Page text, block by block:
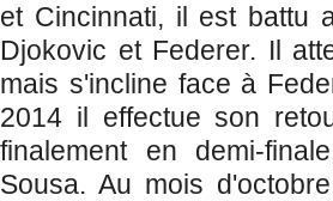
et Cincinnati, il est battu
Djokovic et Federer. Il
mais s'incline face à
2014 il effectue son
finalement en demi-
Sousa. Au mois